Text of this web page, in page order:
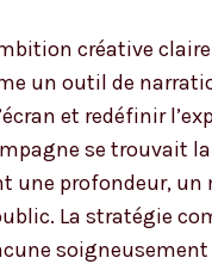
créative
un outil de
et redéfinir
se trouvait
une profondeur,
La stratégie